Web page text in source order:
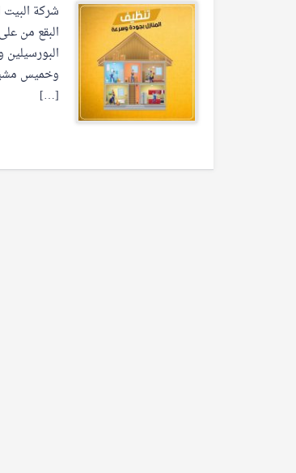
شركة
البقع من
وخميس
[…]